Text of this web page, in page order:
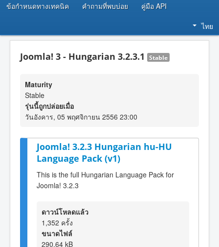
ข้อกำหนดทางเทคนิค คำถามที่พบบ่อย คู่มือ API
ไทย
Joomla! 3 - Hungarian 3.2.3.1 Stable
Maturity
Stable
รุ่นนี้ถูกปล่อยเมื่อ
วันอังคาร, 05 พฤศจิกายน 2556 23:00
Joomla! 3.2.3 Hungarian hu-HU
Language Pack (v1)
This is the full Hungarian Language Pack for
Joomla! 3.2.3
ดาวน์โหลดแล้ว
1,352 ครั้ง
ขนาดไฟล์
290.64 kB